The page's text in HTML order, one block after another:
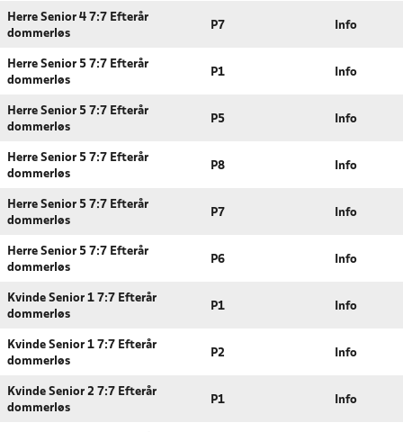
Herre Senior 4 7:7 Efterår
dommerløs
P7 Info
Herre Senior 5 7:7 Efterår
dommerløs
P1 Info
Herre Senior 5 7:7 Efterår
dommerløs
P5 Info
Herre Senior 5 7:7 Efterår
dommerløs
P8 Info
Herre Senior 5 7:7 Efterår
dommerløs
P7 Info
Herre Senior 5 7:7 Efterår
dommerløs
P6 Info
Kvinde Senior 1 7:7 Efterår
dommerløs
P1 Info
Kvinde Senior 1 7:7 Efterår
dommerløs
P2 Info
Kvinde Senior 2 7:7 Efterår
dommerløs
P1 Info